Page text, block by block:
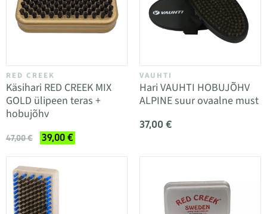
RED CREEK
Käsihari RED CREEK MIX
GOLD ülipeen teras +
hobujõhv
47,00 € 39,00 €
VAUHTI
Hari VAUHTI HOBUJÕHV
ALPINE suur ovaalne must
37,00 €